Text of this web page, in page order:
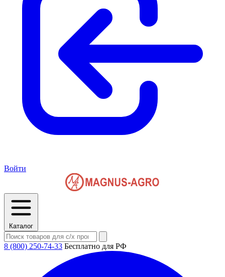
Войти
Каталог
8 (800) 250-74-33 Бесплатно для РФ